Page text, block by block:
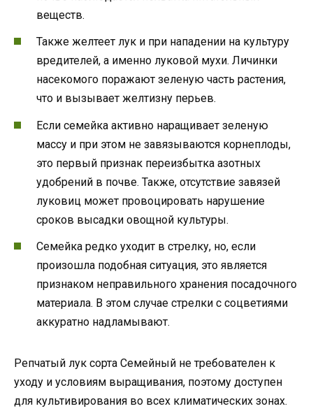
веществ.
Также желтеет лук и при нападении на культуру
вредителей, а именно луковой мухи. Личинки
насекомого поражают зеленую часть растения,
что и вызывает желтизну перьев.
Если семейка активно наращивает зеленую
массу и при этом не завязываются корнеплоды,
это первый признак переизбытка азотных
удобрений в почве. Также, отсутствие завязей
луковиц может провоцировать нарушение
сроков высадки овощной культуры.
Семейка редко уходит в стрелку, но, если
произошла подобная ситуация, это является
признаком неправильного хранения посадочного
материала. В этом случае стрелки с соцветиями
аккуратно надламывают.
Репчатый лук сорта Семейный не требователен к
уходу и условиям выращивания, поэтому доступен
для культивирования во всех климатических зонах.